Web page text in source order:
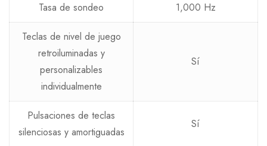
Tasa de sondeo 1,000 Hz
Teclas de nivel de juego
retroiluminadas y
personalizables
individualmente
Sí
Pulsaciones de teclas
silenciosas y amortiguadas
Sí